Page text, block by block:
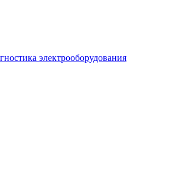
электрооборудования